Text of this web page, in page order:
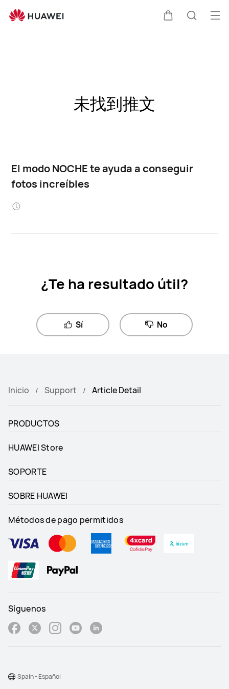
未找到推文
El modo NOCHE te ayuda a conseguir
fotos increíbles
¿Te ha resultado útil?
Sí No
Inicio Support Article Detail
PRODUCTOS
HUAWEI Store
SOPORTE
SOBRE HUAWEI
Métodos de pago permitidos
Síguenos
Spain - Español